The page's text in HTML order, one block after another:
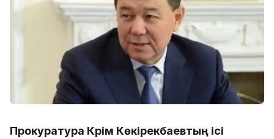
Прокуратура Кәрім Көкірекбаевтың ісі